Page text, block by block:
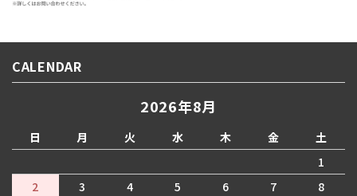
CALENDAR
2026年8月
日 月 火 水 木 金
土
1
2
3 4 5 6 7
8